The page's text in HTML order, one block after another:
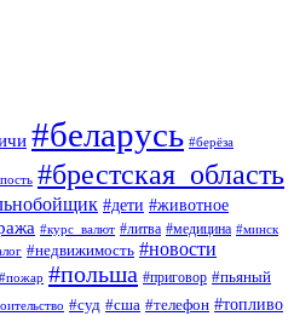
#беларусь #берёза
#брестская_область
#дети #животное
#курс_валют #литва #медицина #минск
#недвижимость #новости
#пожар #польша #приговор #пьяный
#суд #сша #телефон #топливо